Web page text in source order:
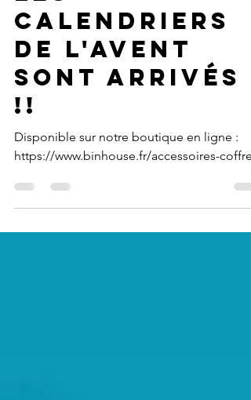
3 nov. 2020
1 min de lecture
Les
calendriers
de l'avent
sont arrivés
!!